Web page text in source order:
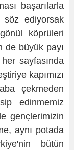
başarılarla
söz ediyorsak
köprüleri
de büyük payı
sayfasında
kapımızı
çekmeden
edinmemiz
gençlerimizin
aynı potada
bütün